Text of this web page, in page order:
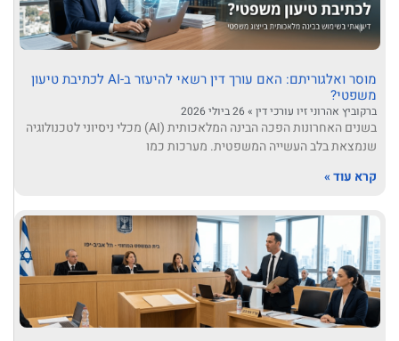
מוסר ואלגוריתם: האם עורך דין רשאי להיעזר ב-AI לכתיבת טיעון
משפטי?
ברקוביץ אהרוני זיו עורכי דין
בשנים האחרונות הפכה הבינה המלאכותית (AI) מכלי ניסיוני לטכנולוגיה
שנמצאת בלב העשייה המשפטית. מערכות כמו
קרא עוד »